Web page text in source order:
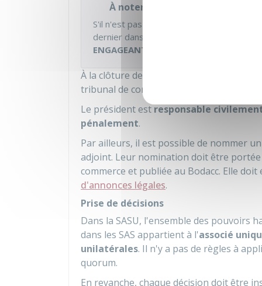
À noter
S'il n'est pas président, l'associé unique
dernier dans les statuts et
ENGAGEANTS
À la clôture de l'exercice, le président
tribunal de commerce, après leur
Le président est responsable
pénalement.
Par ailleurs, il est possible de nommer
adjoint. Leur nomination doit être
commerce et publiée au Bodacc. Elle
d'annonces légales.
Prise de décisions
Dans la SASU, l'ensemble des pouvoirs
dans les SAS appartient à l'associé
unilatérales. Il n'y a pas de règles à
quorum.
En revanche, chaque décision doit être